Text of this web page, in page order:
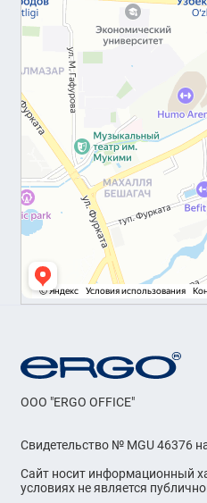
OOO "ERGO OFFICE"
Свидетельство № MGU 46376
Сайт носит информационный
условиях не является